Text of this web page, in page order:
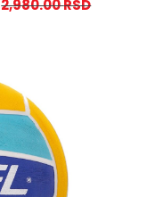
2,980.00RSD